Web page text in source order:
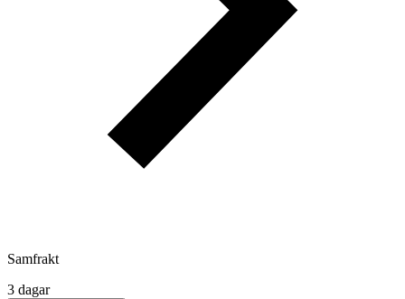
Samfrakt
3 dagar